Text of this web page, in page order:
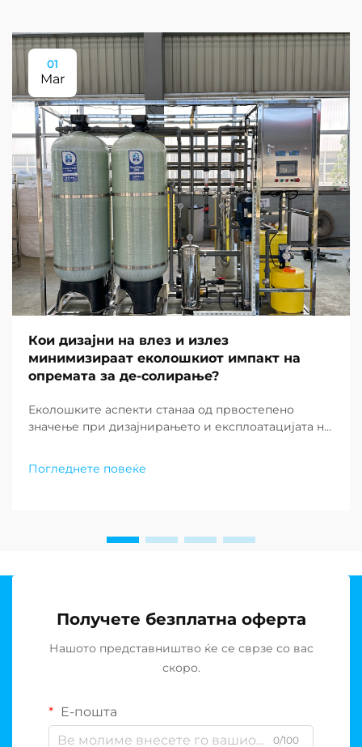
01
Mar
Кои дизајни на влез и излез
минимизираат еколошкиот импакт на
опремата за де-солирање?
Еколошките аспекти станаа од првостепено
значење при дизајнирањето и експлоатацијата на
светот. Како што недостатокот на вода
продолжува да предизвикува заедниците низ
Погледнете повеќе
Получете безплатна оферта
Нашото представништво ќе се сврзе со вас
скоро.
Е-пошта
0/100